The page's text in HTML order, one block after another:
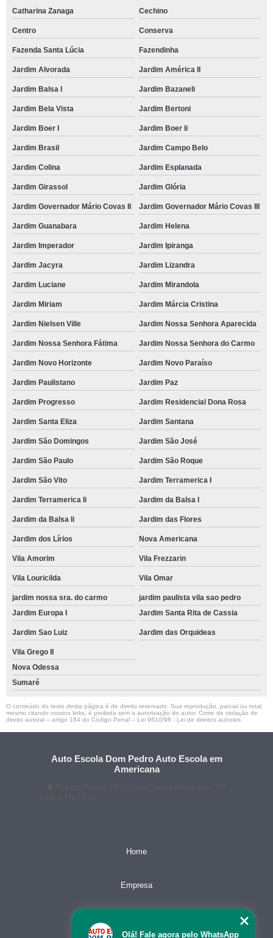
Catharina Zanaga Cechino
Centro Conserva
Fazenda Santa Lúcia Fazendinha
Jardim Alvorada Jardim América II
Jardim Balsa I Jardim Bazaneli
Jardim Bela Vista Jardim Bertoni
Jardim Boer I Jardim Boer Ii
Jardim Brasil Jardim Campo Belo
Jardim Colina Jardim Esplanada
Jardim Girassol Jardim Glória
Jardim Governador Mário Covas II Jardim Governador Mário Covas III
Jardim Guanabara Jardim Helena
Jardim Imperador Jardim Ipiranga
Jardim Jacyra Jardim Lizandra
Jardim Luciane Jardim Mirandola
Jardim Miriam Jardim Márcia Cristina
Jardim Nielsen Ville Jardim Nossa Senhora Aparecida
Jardim Nossa Senhora Fátima Jardim Nossa Senhora do Carmo
Jardim Novo Horizonte Jardim Novo Paraíso
Jardim Paulistano Jardim Paz
Jardim Progresso Jardim Residencial Dona Rosa
Jardim Santa Eliza Jardim Santana
Jardim São Domingos Jardim São José
Jardim São Paulo Jardim São Roque
Jardim São Vito Jardim Terramerica I
Jardim Terramerica Ii Jardim da Balsa I
Jardim da Balsa Ii Jardim das Flores
Jardim dos Lírios Nova Americana
Vila Amorim Vila Frezzarin
Vila Louricilda Vila Omar
jardim nossa sra. do carmo
jardim paulista vila sao pedro
Jardim Europa I
Jardim Santa Rita de Cassia
Jardim Sao Luiz Jardim das Orquideas
Vila Grego II
Nova Odessa
Sumaré
O conteúdo do texto desta página é de direito reservado. Sua reprodução, parcial ou total,
mesmo citando nossos links, é proibida sem a autorização do autor. Crime de violação de
direito autoral – artigo 184 do Código Penal – Lei 9610/98 - Lei de direitos autorais
Auto Escola Dom Pedro Auto Escola em
Americana
Home
Empresa
Olá! Fale agora pelo WhatsApp